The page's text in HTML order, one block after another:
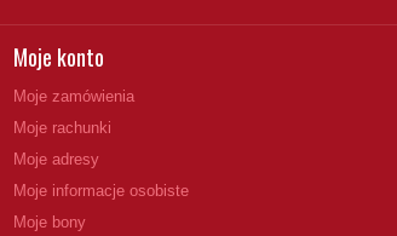
Moje konto
Moje zamówienia
Moje rachunki
Moje adresy
Moje informacje osobiste
Moje bony